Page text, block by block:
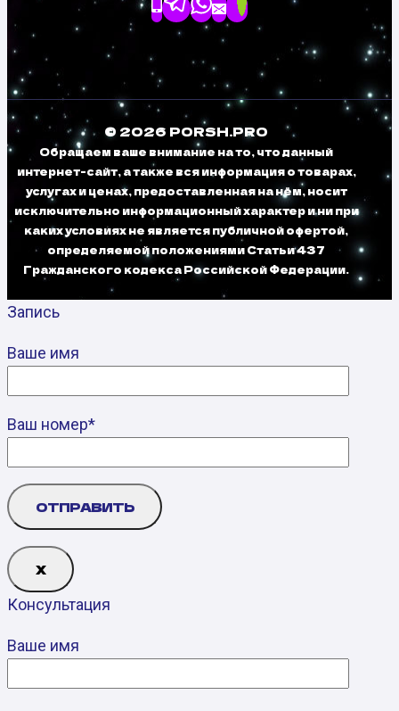
© 2026 PORSH.PRO
Обращаем ваше внимание на то, что данный
интернет-сайт, а также вся информация о товарах,
услугах и ценах, предоставленная на нём, носит
исключительно информационный характер и ни при
каких условиях не является публичной офертой,
определяемой положениями Статьи 437
Гражданского кодекса Российской Федерации.
Запись
Ваше имя
Ваш номер*
Х
Консультация
Ваше имя